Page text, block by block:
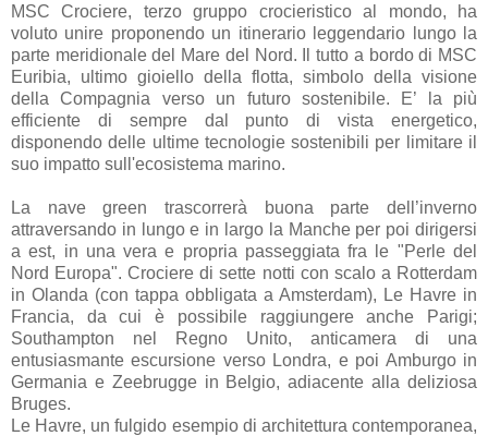
MSC Crociere, terzo gruppo crocieristico al mondo, ha
voluto unire proponendo un itinerario leggendario lungo la
parte meridionale del Mare del Nord. Il tutto a bordo di MSC
Euribia, ultimo gioiello della flotta, simbolo della visione
della Compagnia verso un futuro sostenibile. E’ la più
efficiente di sempre dal punto di vista energetico,
disponendo delle ultime tecnologie sostenibili per limitare il
suo impatto sull'ecosistema marino.
La nave green trascorrerà buona parte dell’inverno
attraversando in lungo e in largo la Manche per poi dirigersi
a est, in una vera e propria passeggiata fra le "Perle del
Nord Europa". Crociere di sette notti con scalo a Rotterdam
in Olanda (con tappa obbligata a Amsterdam), Le Havre in
Francia, da cui è possibile raggiungere anche Parigi;
Southampton nel Regno Unito, anticamera di una
entusiasmante escursione verso Londra, e poi Amburgo in
Germania e Zeebrugge in Belgio, adiacente alla deliziosa
Bruges.
Le Havre, un fulgido esempio di architettura contemporanea,